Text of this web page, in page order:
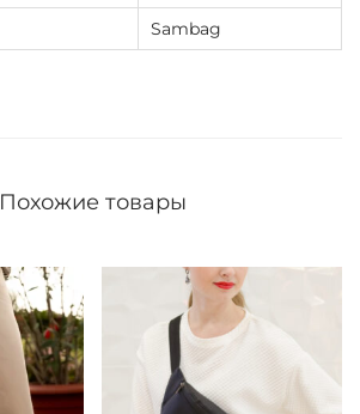
Sambag
Похожие товары